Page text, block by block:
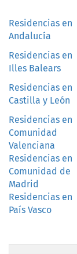
Residencias en
Andalucía
Residencias en
Illes Balears
Residencias en
Castilla y León
Residencias en
Comunidad
Valenciana
Residencias en
Comunidad de
Madrid
Residencias en
País Vasco